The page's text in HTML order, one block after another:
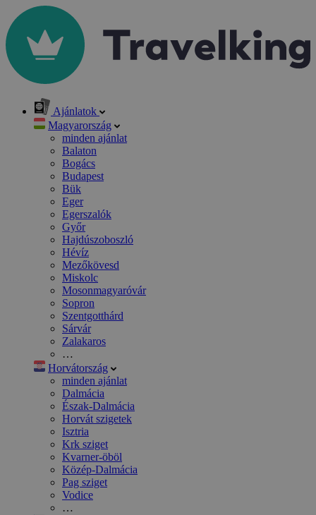
Ajánlatok
Magyarország
minden ajánlat
Balaton
Bogács
Budapest
Bük
Eger
Egerszalók
Győr
Hajdúszoboszló
Hévíz
Mezőkövesd
Miskolc
Mosonmagyaróvár
Sopron
Szentgotthárd
Sárvár
Zalakaros
…
Horvátország
minden ajánlat
Dalmácia
Észak-Dalmácia
Horvát szigetek
Isztria
Krk sziget
Kvarner-öböl
Közép-Dalmácia
Pag sziget
Vodice
…